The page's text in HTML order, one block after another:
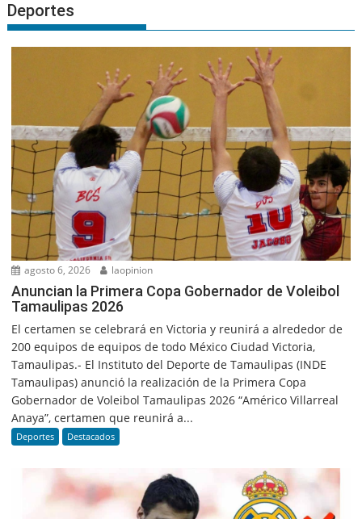
Deportes
agosto 6, 2026 laopinion
Anuncian la Primera Copa Gobernador de Voleibol
Tamaulipas 2026
El certamen se celebrará en Victoria y reunirá a alrededor de
200 equipos de equipos de todo México Ciudad Victoria,
Tamaulipas.- El Instituto del Deporte de Tamaulipas (INDE
Tamaulipas) anunció la realización de la Primera Copa
Gobernador de Voleibol Tamaulipas 2026 “Américo Villarreal
Anaya”, certamen que reunirá a...
Deportes Destacados